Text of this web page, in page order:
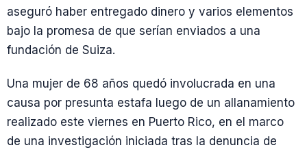
aseguró haber entregado dinero y varios elementos
bajo la promesa de que serían enviados a una
fundación de Suiza.
Una mujer de 68 años quedó involucrada en una
causa por presunta estafa luego de un allanamiento
realizado este viernes en Puerto Rico, en el marco
de una investigación iniciada tras la denuncia de